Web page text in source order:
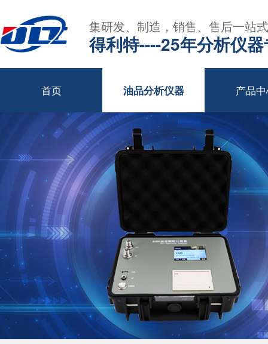
集研发、制造，销售、售后一站
得利特----25年分析仪
首页 油品分析仪器 产品